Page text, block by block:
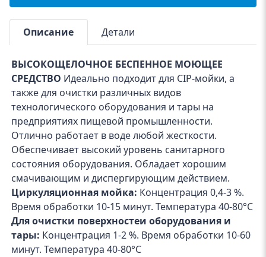
Описание Детали
ВЫСОКОЩЕЛОЧНОЕ БЕСПЕННОЕ МОЮЩЕЕ
СРЕДСТВО Идеально подходит для CIP-мойки, а
также для очистки различных видов
технологического оборудования и тары на
предприятиях пищевой промышленности.
Отлично работает в воде любой жесткости.
Обеспечивает высокий уровень санитарного
состояния оборудования. Обладает хорошим
смачивающим и диспергирующим действием.
Циркуляционная мойка: Концентрация 0,4-3 %.
Время обработки 10-15 минут. Температура 40-80°С
Для очистки поверхностеи оборудования и
тары: Концентрация 1-2 %. Время обработки 10-60
минут. Температура 40-80°С